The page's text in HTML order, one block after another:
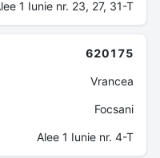
1 Iunie nr. 23, 27, 31-T
620175
Vrancea
Focsani
Alee 1 Iunie nr. 4-T